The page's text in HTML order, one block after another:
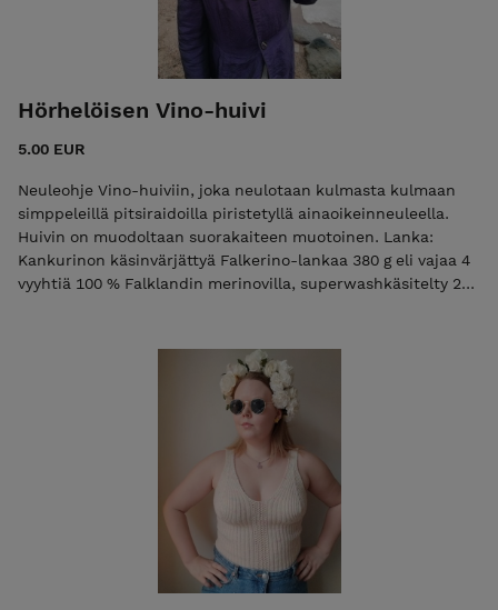
Hörhelöisen Vino-huivi
5.00 EUR
Neuleohje Vino-huiviin, joka neulotaan kulmasta kulmaan
simppeleillä pitsiraidoilla piristetyllä ainaoikeinneuleella.
Huivin on muodoltaan suorakaiteen muotoinen. Lanka:
Kankurinon käsinvärjättyä Falkerino-lankaa 380 g eli vajaa 4
vyyhtiä 100 % Falklandin merinovilla, superwashkäsitelty 225
tai helppo keskitaso. Mallineule ei ole vaikeaa, mutta
kulmasta kulmaan neulominen vaatii vähän keskittymistä.